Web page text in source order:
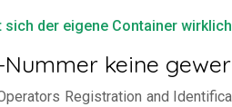
sich der eigene Container
Nummer keine
Registration and